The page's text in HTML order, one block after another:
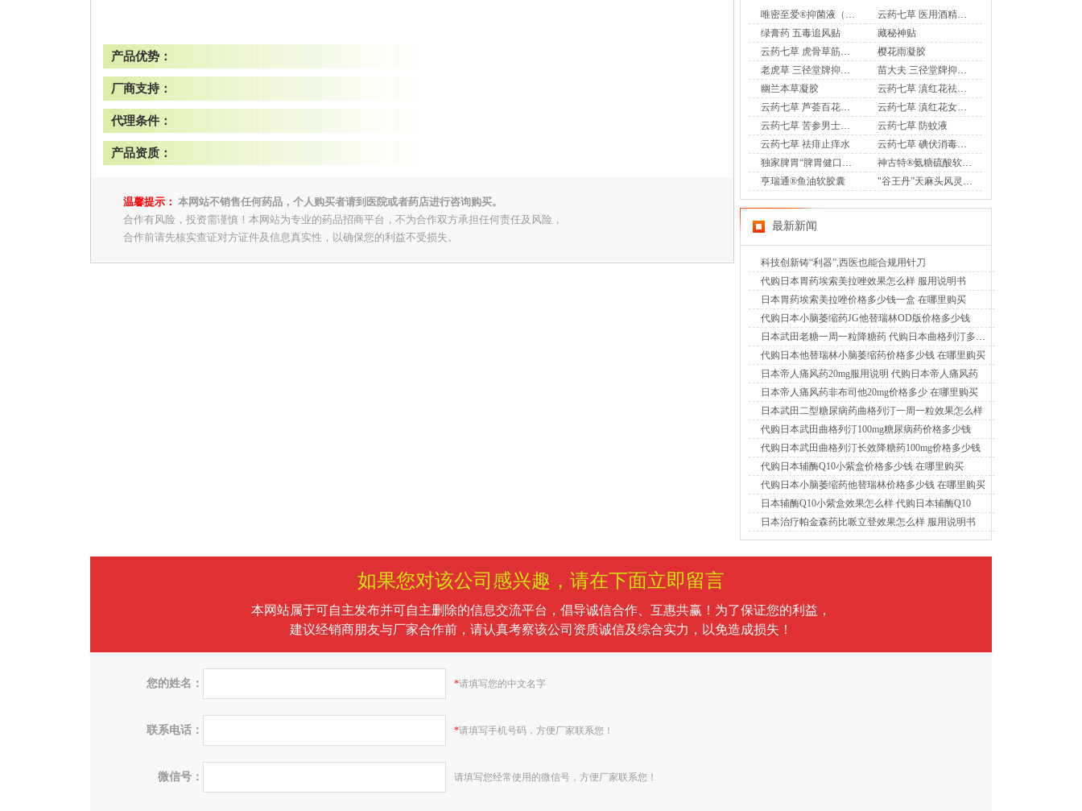
产品优势：
厂商支持：
代理条件：
产品资质：
温馨提示： 本网站不销售任何药品，个人购买者请到医院或者药店进行咨询购买。
合作有风险，投资需谨慎！本网站为专业的药品招商平台，不为合作双方承担任何责任及风险，
合作前请先核实查证对方证件及信息真实性，以确保您的利益不受损失。
唯密至爱®抑菌液（专利妇科乳液香奢洗液）
云药七草 医用酒精消毒液
绿膏药 五毒追风贴
藏秘神贴
云药七草 虎骨草筋骨通 远红外治疗贴
樱花雨凝胶
老虎草 三径堂牌抑菌膏
苗大夫 三径堂牌抑菌乳膏
幽兰本草凝胶
云药七草 滇红花祛味凝胶
云药七草 芦荟百花凝胶
云药七草 滇红花女士护理液
云药七草 苦参男士护理液
云药七草 防蚊液
云药七草 祛痱止痒水
云药七草 碘伏消毒液喷剂
独家脾胃“脾胃健口服液”OTC
神古特®氨糖硫酸软骨素酪蛋白磷酸肽片
亨瑞通®鱼油软胶囊
"谷王丹”天麻头风灵胶囊OTC
最新新闻
科技创新铸“利器”,西医也能合规用针刀
代购日本胃药埃索美拉唑效果怎么样 服用说明书
日本胃药埃索美拉唑价格多少钱一盒 在哪里购买
代购日本小脑萎缩药JG他替瑞林OD版价格多少钱
日本武田老糖一周一粒降糖药 代购日本曲格列汀多少钱
代购日本他替瑞林小脑萎缩药价格多少钱 在哪里购买
日本帝人痛风药20mg服用说明 代购日本帝人痛风药
日本帝人痛风药非布司他20mg价格多少 在哪里购买
日本武田二型糖尿病药曲格列汀一周一粒效果怎么样
代购日本武田曲格列汀100mg糖尿病药价格多少钱
代购日本武田曲格列汀长效降糖药100mg价格多少钱
代购日本辅酶Q10小紫盒价格多少钱 在哪里购买
代购日本小脑萎缩药他替瑞林价格多少钱 在哪里购买
日本辅酶Q10小紫盒效果怎么样 代购日本辅酶Q10
日本治疗帕金森药比哌立登效果怎么样 服用说明书
如果您对该公司感兴趣，请在下面立即留言
本网站属于可自主发布并可自主删除的信息交流平台，倡导诚信合作、互惠共赢！为了保证您的利益，
建议经销商朋友与厂家合作前，请认真考察该公司资质诚信及综合实力，以免造成损失！
您的姓名： *请填写您的中文名字
联系电话： *请填写手机号码，方便厂家联系您！
微信号： 请填写您经常使用的微信号，方便厂家联系您！